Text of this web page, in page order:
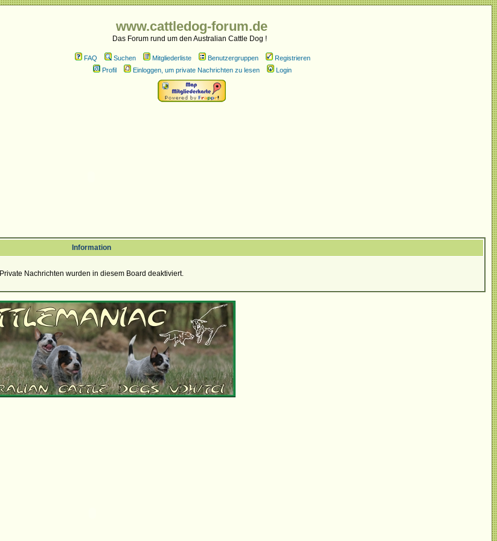
www.cattledog-forum.de
Das Forum rund um den Australian Cattle Dog !
FAQ Suchen Mitgliederliste Benutzergruppen
Registrieren
Profil
Einloggen, um private Nachrichten zu lesen Login
Information
Private Nachrichten wurden in diesem Board deaktiviert.